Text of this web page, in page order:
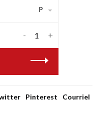
P
+
-
Pinterest Courriel